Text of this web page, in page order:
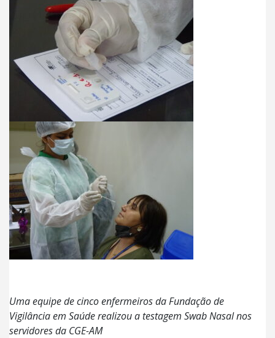
Uma equipe de cinco enfermeiros da Fundação de
Vigilância em Saúde realizou a testagem Swab Nasal nos
servidores da CGE-AM